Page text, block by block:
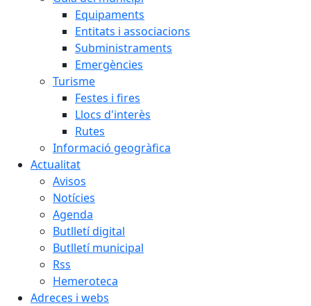
Equipaments
Entitats i associacions
Subministraments
Emergències
Turisme
Festes i fires
Llocs d'interès
Rutes
Informació geogràfica
Actualitat
Avisos
Notícies
Agenda
Butlletí digital
Butlletí municipal
Rss
Hemeroteca
Adreces i webs